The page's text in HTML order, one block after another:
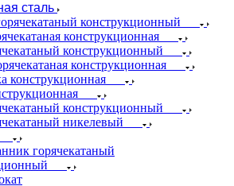
сталь
конструкционный
конструкционная
конструкционный
конструкционная
конструкционная
конструкционный
никелевый
горячекатаный